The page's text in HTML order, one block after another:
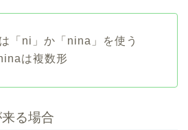
「ni」か「nina」を使う
は複数形
る場合